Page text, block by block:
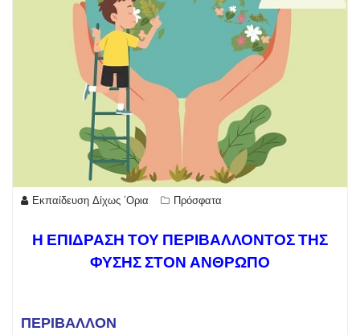
Εκπαίδευση Δίχως 'Ορια Πρόσφατα
Η ΕΠΙΔΡΑΣΗ ΤΟΥ ΠΕΡΙΒΑΛΛΟΝΤΟΣ ΤΗΣ
ΦΥΣΗΣ ΣΤΟΝ ΑΝΘΡΩΠΟ
ΠΕΡΙΒΑΛΛΟΝ